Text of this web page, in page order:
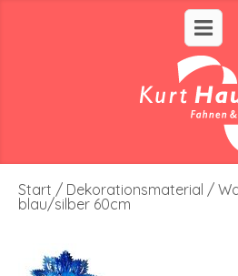
Start / Dekorationsmaterial /
blau/silber 60cm